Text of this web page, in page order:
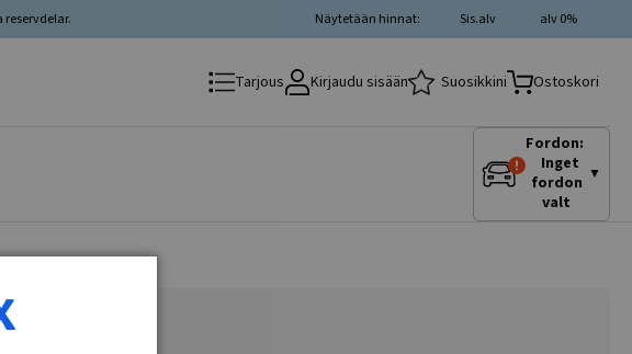
reservdelar. alv 0%
Sis.alv
Näytetään hinnat:
Tarjous Kirjaudu sisään Suosikkini Ostoskori
Fordon:
Inget
fordon
valt
▼